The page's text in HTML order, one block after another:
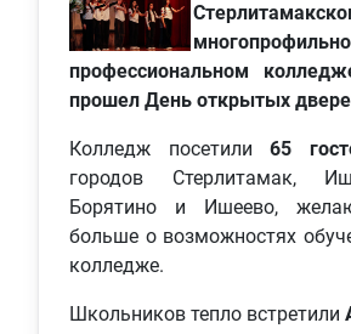
профессиональном
прошел День открытых
Колледж посетили65
городов Стерлитамак,
Борятино и Ишеево,
больше о возможностях
колледже.
Школьников тепло встретили